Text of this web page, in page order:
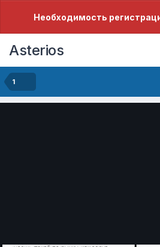
Необходимость
Asterios
1